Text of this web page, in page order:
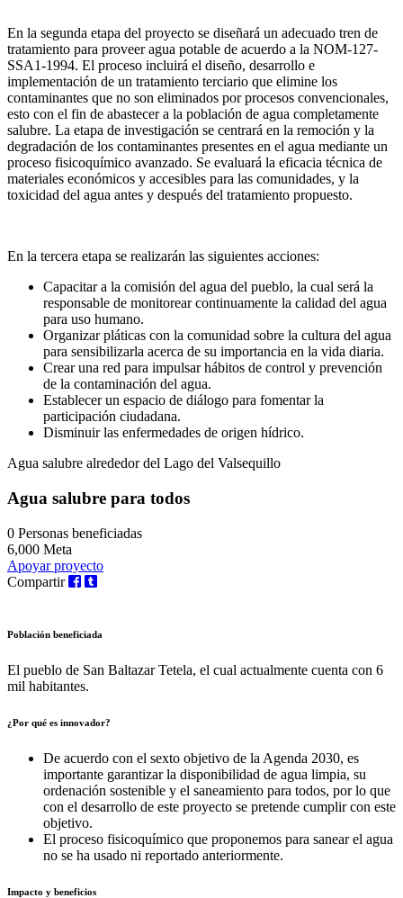
En la segunda etapa del proyecto se diseñará un adecuado tren de
tratamiento para proveer agua potable de acuerdo a la NOM-127-
SSA1-1994. El proceso incluirá el diseño, desarrollo e
implementación de un tratamiento terciario que elimine los
contaminantes que no son eliminados por procesos convencionales,
esto con el fin de abastecer a la población de agua completamente
salubre. La etapa de investigación se centrará en la remoción y la
degradación de los contaminantes presentes en el agua mediante un
proceso fisicoquímico avanzado. Se evaluará la eficacia técnica de
materiales económicos y accesibles para las comunidades, y la
toxicidad del agua antes y después del tratamiento propuesto.
En la tercera etapa se realizarán las siguientes acciones:
Capacitar a la comisión del agua del pueblo, la cual será la
responsable de monitorear continuamente la calidad del agua
para uso humano.
Organizar pláticas con la comunidad sobre la cultura del agua
para sensibilizarla acerca de su importancia en la vida diaria.
Crear una red para impulsar hábitos de control y prevención
de la contaminación del agua.
Establecer un espacio de diálogo para fomentar la
participación ciudadana.
Disminuir las enfermedades de origen hídrico.
Agua salubre alrededor del Lago del Valsequillo
Agua salubre para todos
0 Personas beneficiadas
6,000 Meta
Apoyar proyecto
Compartir
Población beneficiada
El pueblo de San Baltazar Tetela, el cual actualmente cuenta con 6
mil habitantes.
¿Por qué es innovador?
De acuerdo con el sexto objetivo de la Agenda 2030, es
importante garantizar la disponibilidad de agua limpia, su
ordenación sostenible y el saneamiento para todos, por lo que
con el desarrollo de este proyecto se pretende cumplir con este
objetivo.
El proceso fisicoquímico que proponemos para sanear el agua
no se ha usado ni reportado anteriormente.
Impacto y beneficios